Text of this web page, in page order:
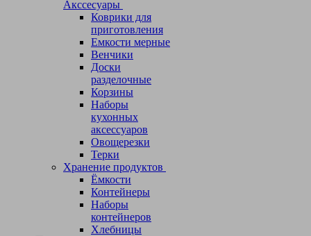
Акссесуары
Коврики для
приготовления
Емкости мерные
Венчики
Доски
разделочные
Корзины
Наборы
кухонных
аксессуаров
Овощерезки
Терки
Хранение продуктов
Ёмкости
Контейнеры
Наборы
контейнеров
Хлебницы